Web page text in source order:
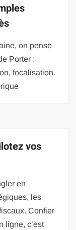
on pense
Porter :
focalisation.
vos
en
les
Confier
ligne, c’est